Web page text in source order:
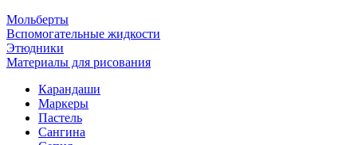
Мольберты
Вспомогательные жидкости
Этюдники
Материалы для рисования
Карандаши
Маркеры
Пастель
Сангина